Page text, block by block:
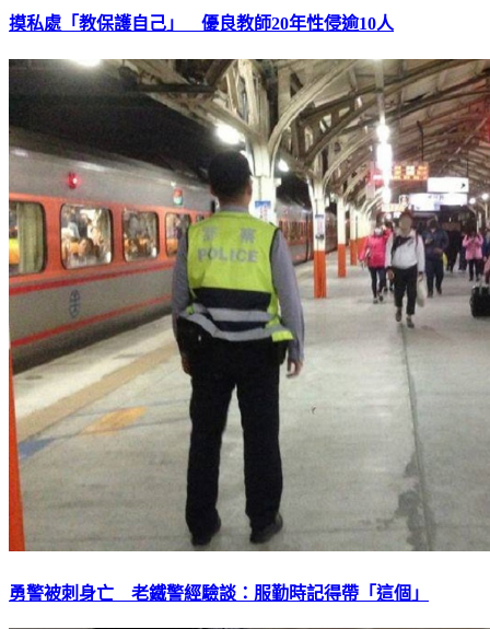
摸私處「教保護自己」 優良教師20年性侵逾10人
勇警被刺身亡 老鐵警經驗談：服勤時記得帶「這個」